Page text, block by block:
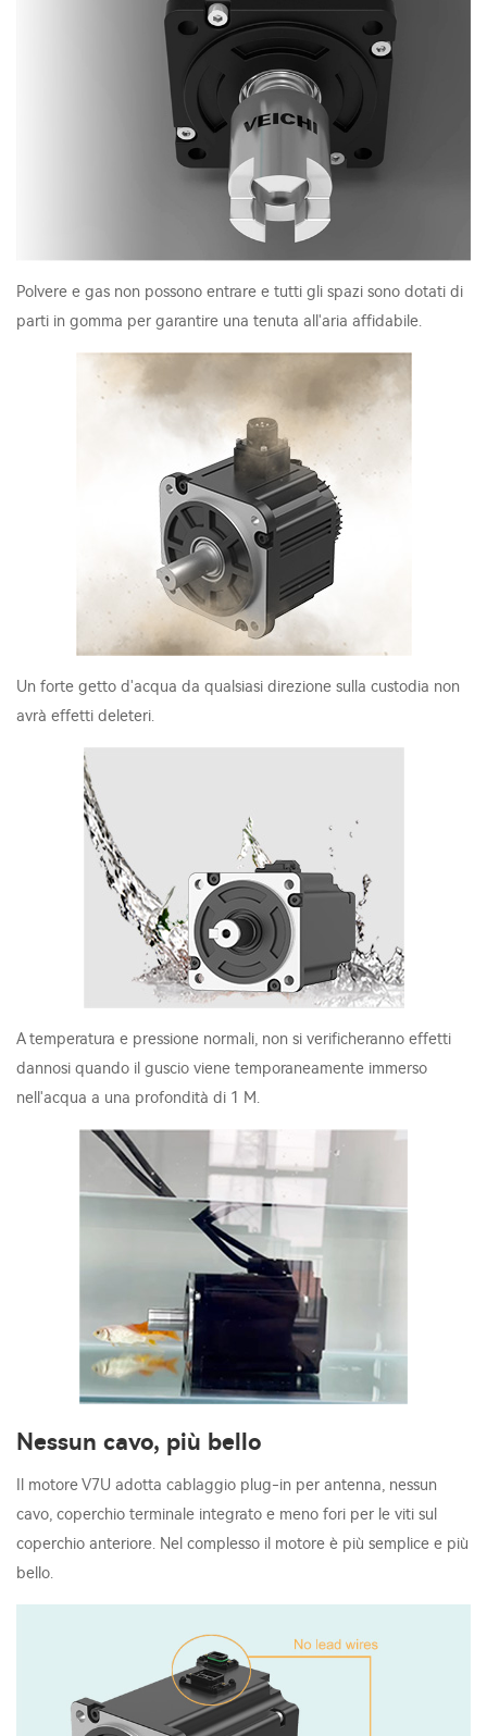
Polvere e gas non possono entrare e tutti gli spazi sono dotati di
parti in gomma per garantire una tenuta all'aria affidabile.
Un forte getto d'acqua da qualsiasi direzione sulla custodia non
avrà effetti deleteri.
A temperatura e pressione normali, non si verificheranno effetti
dannosi quando il guscio viene temporaneamente immerso
nell'acqua a una profondità di 1 M.
Nessun cavo, più bello
Il motore V7U adotta cablaggio plug-in per antenna, nessun
cavo, coperchio terminale integrato e meno fori per le viti sul
coperchio anteriore. Nel complesso il motore è più semplice e più
bello.